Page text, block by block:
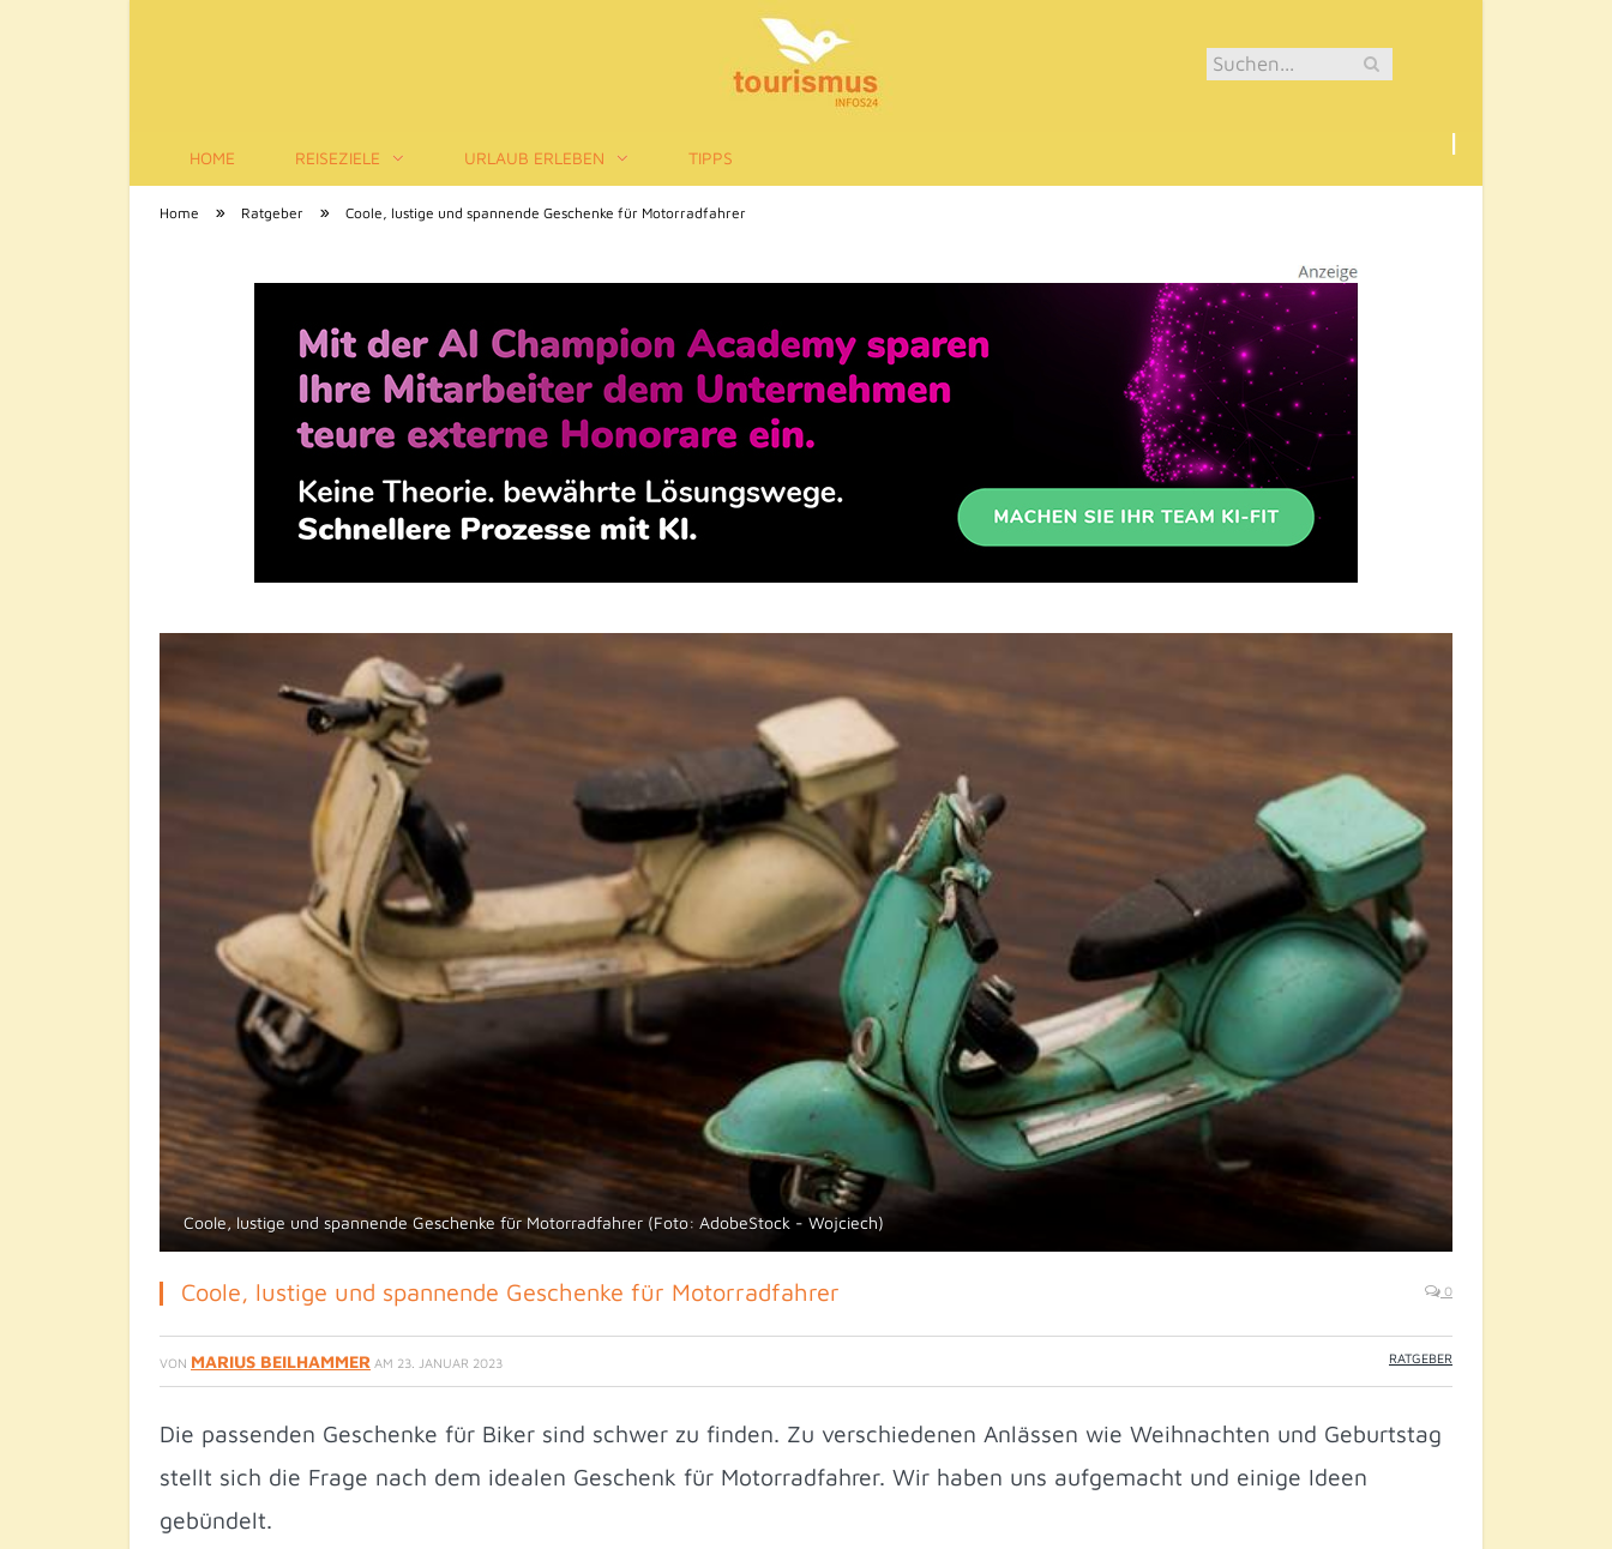
Tourismus-Infos
HOME REISEZIELE URLAUB ERLEBEN TIPPS
Home » Ratgeber » Coole, lustige und spannende Geschenke für Motorradfahrer
Coole, lustige und spannende Geschenke für Motorradfahrer (Foto: AdobeStock - Wojciech)
Coole, lustige und spannende Geschenke für Motorradfahrer 0
VON MARIUS BEILHAMMER AM 23. JANUAR 2023 RATGEBER
Die passenden Geschenke für Biker sind schwer zu finden. Zu verschiedenen Anlässen wie Weihnachten und Geburtstag
stellt sich die Frage nach dem idealen Geschenk für Motorradfahrer. Wir haben uns aufgemacht und einige Ideen
gebündelt.